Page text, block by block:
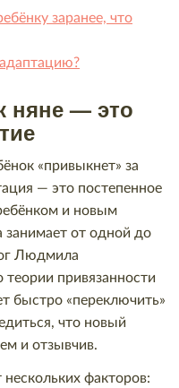
заранее, что
няне — это
«привыкнет» за
— это постепенное
и новым
занимает от одной до
Людмила
теории привязанности
быстро «переключить»
что новый
и отзывчив.
факторов: